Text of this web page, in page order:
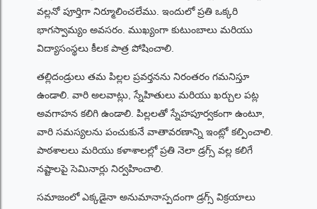
వల్లనో పూర్తిగా నిర్మూలించలేము. ఇందులో ప్రతి ఒక్కరి
భాగస్వామ్యం అవసరం. ముఖ్యంగా కుటుంబాలు మరియు
విద్యాసంస్థలు కీలక పాత్ర పోషించాలి.
తల్లిదండ్రులు తమ పిల్లల ప్రవర్తనను నిరంతరం గమనిస్తూ
ఉండాలి. వారి అలవాట్లు, స్నేహితులు మరియు ఖర్చుల పట్ల
అవగాహన కలిగి ఉండాలి. పిల్లలతో స్నేహపూర్వకంగా ఉంటూ,
వారి సమస్యలను పంచుకునే వాతావరణాన్ని ఇంట్లో కల్పించాలి.
పాఠశాలలు మరియు కళాశాలల్లో ప్రతి నెలా డ్రగ్స్ వల్ల కలిగే
నష్టాలపై సెమినార్లు నిర్వహించాలి.
సమాజంలో ఎక్కడైనా అనుమానాస్పదంగా డ్రగ్స్ విక్రయాలు